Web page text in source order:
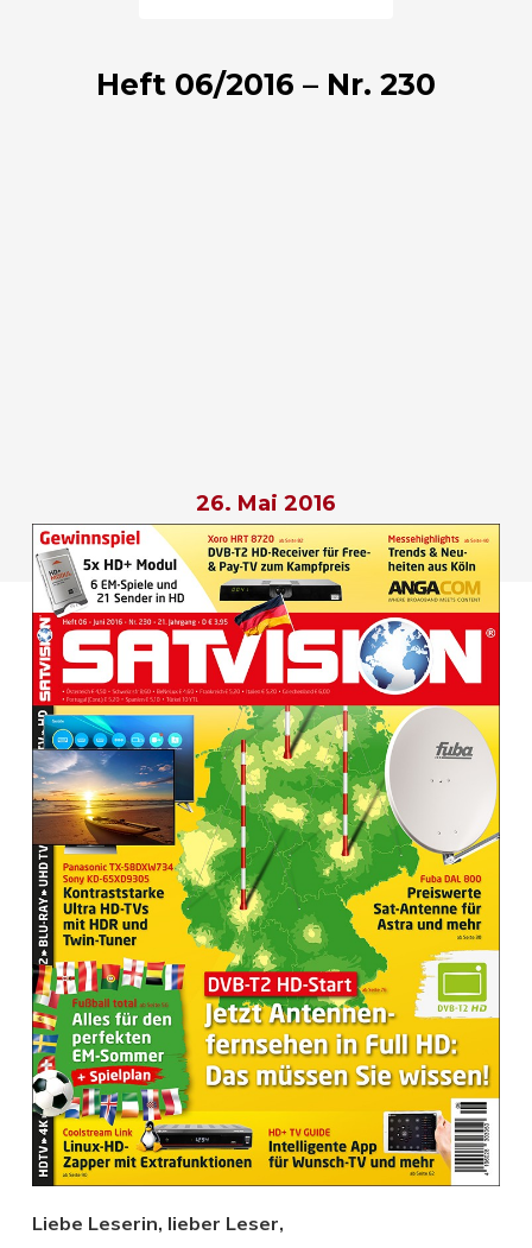
Heft 06/2016 – Nr. 230
26. Mai 2016
Liebe Leserin, lieber Leser,